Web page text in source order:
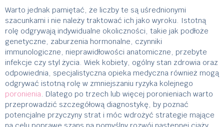
Warto jednak pamiętać, że liczby te są uśrednionymi
szacunkami i nie należy traktować ich jako wyroku. Istotną
rolę odgrywają indywidualne okoliczności, takie jak podłoże
genetyczne, zaburzenia hormonalne, czynniki
immunologiczne, nieprawidłowości anatomiczne, przebyte
infekcje czy styl życia. Wiek kobiety, ogólny stan zdrowia oraz
odpowiednia, specjalistyczna opieka medyczna również mogą
odgrywać istotną rolę w zmniejszaniu ryzyka kolejnego
poronienia. Dlatego po trzech lub więcej poronieniach warto
przeprowadzić szczegółową diagnostykę, by poznać
potencjalne przyczyny strat i móc wdrożyć strategie mające